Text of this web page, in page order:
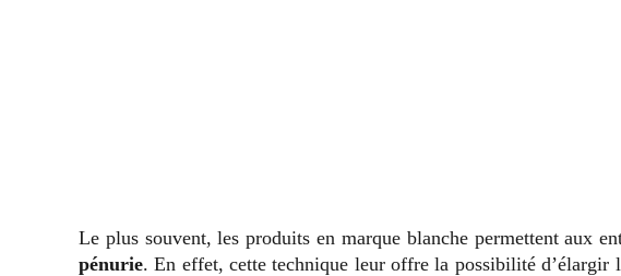
Le plus souvent, les produits en marque blanche permettent aux
pénurie. En effet, cette technique leur offre la possibilité d’élargir